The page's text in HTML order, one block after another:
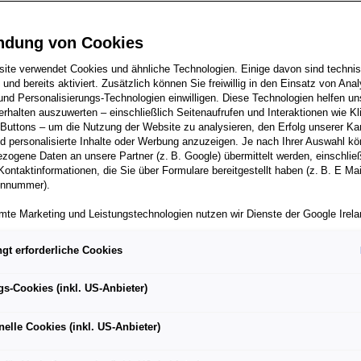
Pilot Lucas di Grassi fährt den RS e-tron GT Prototyp
Entwicklern
Beschleunigung, aufwändiges
Luftfederung, geregelte Dämpfung und Allradlenkung
basiert auf technologischer Innovation“
an der Donau. Vor dem Gebäude des
seriennaher RS e-tron GT, umringt von vier Männern.
Audi Sport ABT Schaeffler und Champion der Saison
Entwicklern: Dennis Schmitz kommt von Audi, Jaan-
und Christian Schröder vom Entwicklungspartner
von Cookies
verwendet Cookies und ähnliche Technologien. Einige davon sind
und bereits aktiviert. Zusätzlich können Sie freiwillig in den Einsatz von
Personalisierungs-Technologien einwilligen. Diese Technologien helfen
auszuwerten – einschließlich Seitenaufrufen und Interaktionen wie
– um die Nutzung der Website zu analysieren, den Erfolg unserer
personalisierte Inhalte oder Werbung anzuzeigen. Je nach Ihrer Auswahl
Daten an unsere Partner (z. B. Google) übermittelt werden,
die Sie über Formulare bereitgestellt haben (z. B. E
Marketing und Leistungstechnologien nutzen wir Dienste der Google
Datenschutzniveau; staatliche Zugriffe und eingeschränkte
können nicht ausgeschlossen werden. Die Übermittlung
einen personalisierten Link auf unsere Website gelangen und Marketing
von dem Ihnen zugeordneten Händler bzw. im Falle eines Porsche
erforderliche Cookies
Cookies (inkl. US-Anbieter)
Cookies (inkl. US-Anbieter)